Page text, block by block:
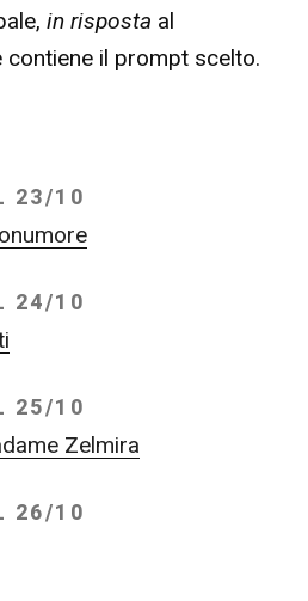
in risposta al
contiene il prompt scelto.
23/10
24/10
25/10
Zelmira
26/10